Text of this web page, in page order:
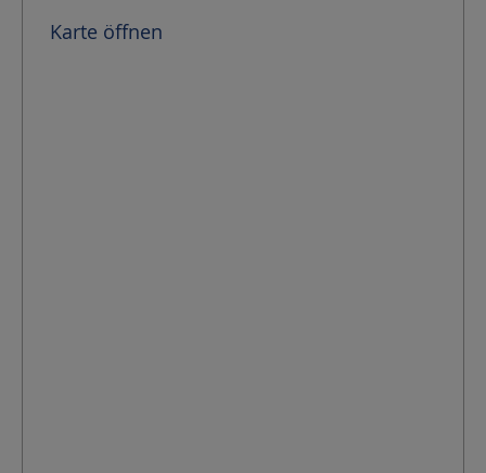
Karte öffnen